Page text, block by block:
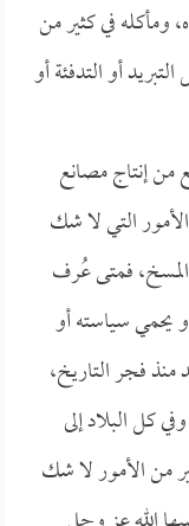
ومأكله في كثير من
أو التدفئة أو
من إنتاج مصانع
التي لا شك
فمتى عُرف
يحمي سياسته أو
منذ فجر التاريخ،
كل البلاد إلى
من الأمور لا شك